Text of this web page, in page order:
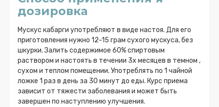
дозировка
Мускус кабарги употребляют в виде настоя. Для его
приготовления нужно 12-15 грам сухого мускуса, без
шкурки. Залить содержимое 60% спиртовым
раствором и настоять в течении 3х месяцев в темном ,
сухом и теплом помещении. Употреблять по 1 чайной
ложке 1 раз в день за 30 минут до еды. Курс приема
зависит от тяжести заболевания и может быть
завершен по наступлению улучшения.